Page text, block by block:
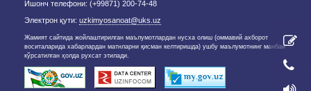
Ишонч телефони: (+99871) 200-74-48
Электрон қути: uzkimyosanoat@uks.uz
Жамият сайтида жойлаштирилган маълумотлардан нусха олиш (оммавий ахборот
воситаларида хабарлардан матнларни қисман келтиришда) ушбу маълумотнинг манбаи
кўрсатилган ҳолда рухсат этилади.